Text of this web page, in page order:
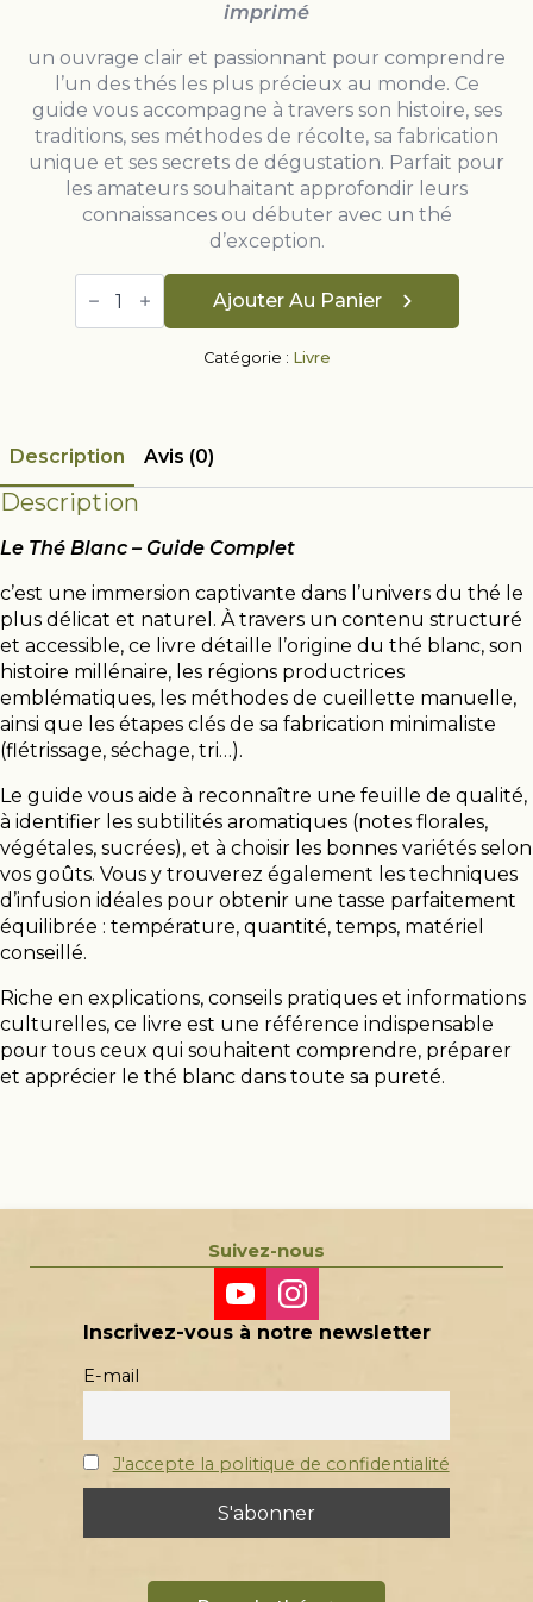
imprimé
un ouvrage clair et passionnant pour comprendre
l’un des thés les plus précieux au monde. Ce
guide vous accompagne à travers son histoire, ses
traditions, ses méthodes de récolte, sa fabrication
unique et ses secrets de dégustation. Parfait pour
les amateurs souhaitant approfondir leurs
connaissances ou débuter avec un thé
d’exception.
quantité
de
Ajouter Au Panier
Catégorie : Livre
Description Avis (0)
Description
Le Thé Blanc – Guide Complet
c’est une immersion captivante dans l’univers du thé le
plus délicat et naturel. À travers un contenu structuré
et accessible, ce livre détaille l’origine du thé blanc, son
histoire millénaire, les régions productrices
emblématiques, les méthodes de cueillette manuelle,
ainsi que les étapes clés de sa fabrication minimaliste
(flétrissage, séchage, tri…).
Le guide vous aide à reconnaître une feuille de qualité,
à identifier les subtilités aromatiques (notes florales,
végétales, sucrées), et à choisir les bonnes variétés selon
vos goûts. Vous y trouverez également les techniques
d’infusion idéales pour obtenir une tasse parfaitement
équilibrée : température, quantité, temps, matériel
conseillé.
Riche en explications, conseils pratiques et informations
culturelles, ce livre est une référence indispensable
pour tous ceux qui souhaitent comprendre, préparer
et apprécier le thé blanc dans toute sa pureté.
Suivez-nous
Inscrivez-vous à notre newsletter
E-mail
J'accepte la politique de confidentialité